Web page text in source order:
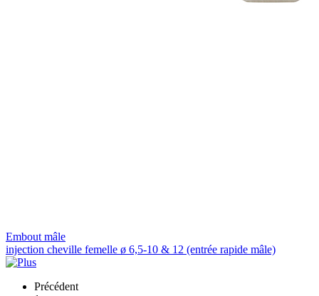
Embout mâle
injection cheville femelle ø 6,5-10 & 12 (entrée rapide mâle)
Précédent